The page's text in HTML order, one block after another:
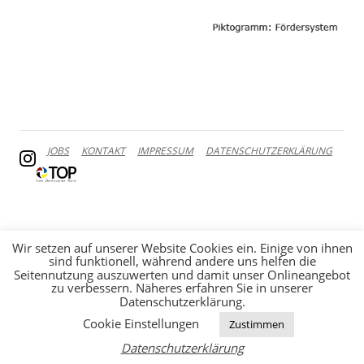
JOBS KONTAKT IMPRESSUM DATENSCHUTZERKLÄRUNG
Wir setzen auf unserer Website Cookies ein. Einige von ihnen
sind funktionell, während andere uns helfen die
Seitennutzung auszuwerten und damit unser Onlineangebot
zu verbessern. Näheres erfahren Sie in unserer
Datenschutzerklärung.
Cookie Einstellungen
Zustimmen
Datenschutzerklärung